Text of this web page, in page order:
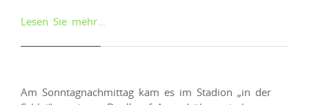
Lesen Sie mehr…
Am Sonntagnachmittag kam es im Stadion „in der